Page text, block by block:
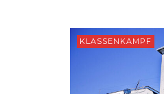
KLASSENKAMPF